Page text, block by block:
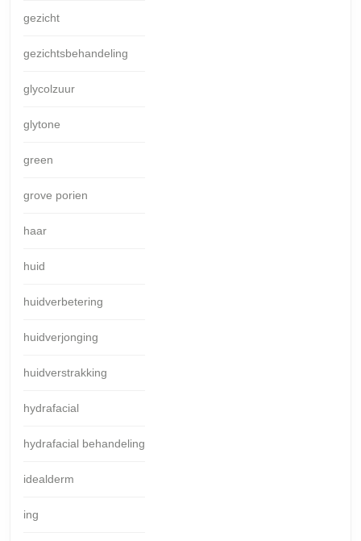
gezicht
gezichtsbehandeling
glycolzuur
glytone
green
grove porien
haar
huid
huidverbetering
huidverjonging
huidverstrakking
hydrafacial
hydrafacial behandeling
idealderm
ing